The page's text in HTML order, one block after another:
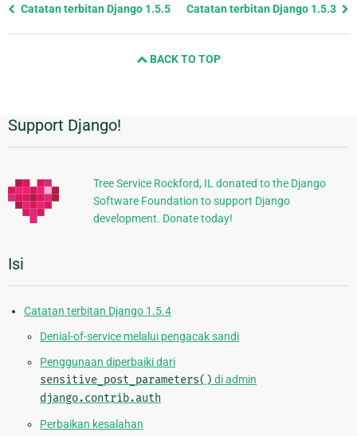
Previous
Catatan terbitan Django 1.5.5 Catatan terbitan Django 1.5.3
BACK TO TOP
Informasi
Tambahan
Support Django!
Tree Service Rockford, IL donated to the Django
Software Foundation to support Django
development. Donate today!
Isi
Catatan terbitan Django 1.5.4
Denial-of-service melalui pengacak sandi
Penggunaan diperbaiki dari
sensitive_post_parameters() di admin
django.contrib.auth
Perbaikan kesalahan